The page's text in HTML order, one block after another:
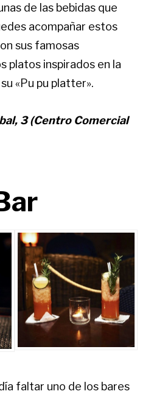
de las bebidas que
acompañar estos
sus famosas
platos inspirados en la
«Pu pu platter».
3 (Centro Comercial
faltar uno de los bares